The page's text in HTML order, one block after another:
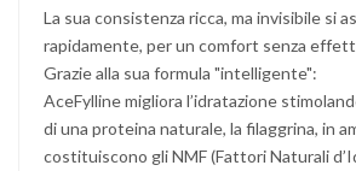
La sua consistenza ricca, ma invisibile si
rapidamente, per un comfort senza
Grazie alla sua formula "intelligente":
AceFylline migliora l’idratazione
di una proteina naturale, la filaggrina, in
costituiscono gli NMF (Fattori Naturali